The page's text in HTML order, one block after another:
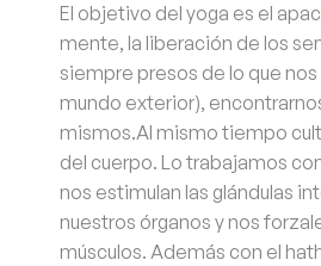
El objetivo del yoga es el
mente, la liberación de los
siempre presos de lo que
mundo exterior),
mismos.Al mismo tiempo
del cuerpo. Lo trabajamos
nos estimulan las glándulas
nuestros órganos y nos
músculos. Además con el